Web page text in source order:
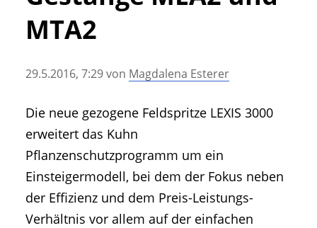
• Geschichte und Geschichten
• Messen und Veranstaltungen
• Agritechnica Neuheiten Archiv
MTA2
29.5.2016, 7:29von Magdalena Esterer
Die neue gezogene Feldspritze LEXIS 3000
erweitert das Kuhn
Pflanzenschutzprogramm um ein
Einsteigermodell, bei dem der Fokus neben
der Effizienz und dem Preis-Leistungs-
Verhältnis vor allem auf der einfachen